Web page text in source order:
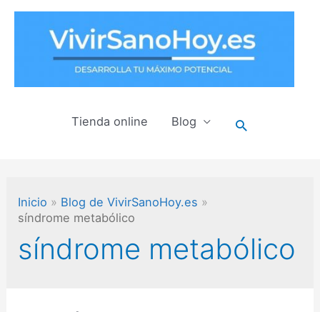
contenido
Tienda online Blog Buscar
Inicio
Blog de VivirSanoHoy.es
síndrome metabólico
síndrome metabólico